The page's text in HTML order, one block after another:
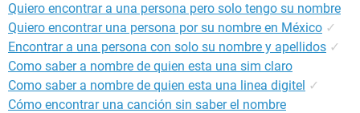
Quiero encontrar a una persona pero solo tengo su nombre
Quiero encontrar una persona por su nombre en México ✓
Encontrar a una persona con solo su nombre y apellidos ✓
Como saber a nombre de quien esta una sim claro
Como saber a nombre de quien esta una linea digitel ✓
Cómo encontrar una canción sin saber el nombre